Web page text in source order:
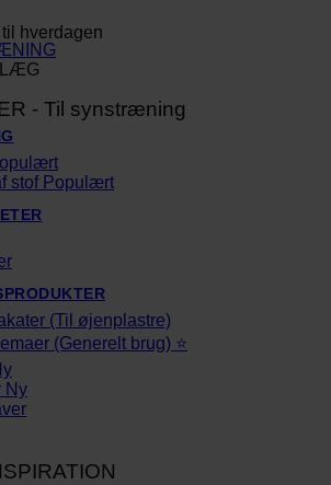
hverdagen
- Til synstræning
stof
(Til øjenplastre)
(Generelt brug) ⭐